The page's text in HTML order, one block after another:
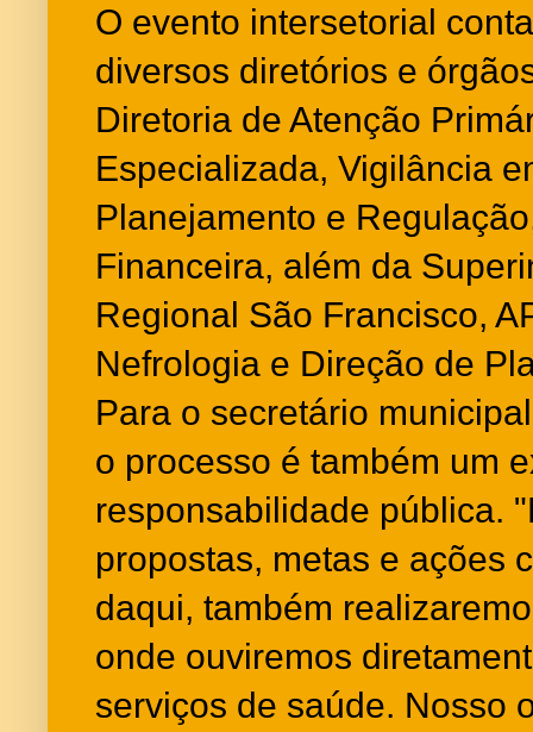
O evento intersetorial
diversos diretórios e
Diretoria de Atenção
Especializada, Vigilância
Planejamento e
Financeira, além da
Regional São Francisco,
Nefrologia e Direção de
Para o secretário
o processo é também um
responsabilidade pública.
propostas, metas e ações
daqui, também
onde ouviremos
serviços de saúde. Nosso